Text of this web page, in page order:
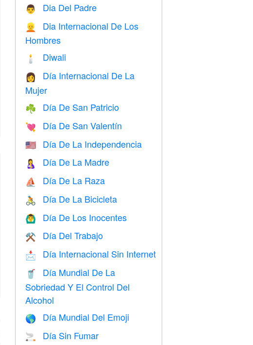
👨 Dia Del Padre
👱
Dia Internacional De Los
Hombres
🕯 Diwali
👩
Día Internacional De La
Mujer
☘️ Día De San Patricio
💘 Día De San Valentín
🇺🇸 Día De La Independencia
🤱 Día De La Madre
⛵️ Día De La Raza
🚴 Día De La Bicicleta
🙆‍♂️ Día De Los Inocentes
⚒️ Día Del Trabajo
📩 Día Internacional Sin Internet
🥤
Día Mundial De La
Sobriedad Y El Control Del
Alcohol
🌎 Día Mundial Del Emoji
🚬 Día Sin Fumar